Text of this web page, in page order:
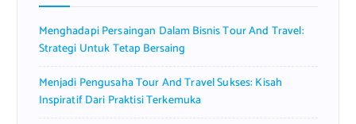
:Menghadapi Persaingan Dalam Bisnis Tour And Travel:
Strategi Untuk Tetap Bersaing
Menjadi Pengusaha Tour And Travel Sukses: Kisah
Inspiratif Dari Praktisi Terkemuka